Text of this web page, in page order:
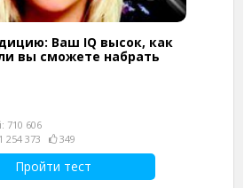
Ваш IQ высок, как
вы сможете набрать
710 606
254 373
349
Пройти тест